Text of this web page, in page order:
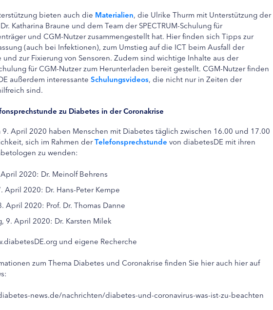
bieten auch die Materialien, die Ulrike Thurm mit Unterstützung der
Katharina Braune und dem Team der SPECTRUM-Schulung für
und CGM-Nutzer zusammengestellt hat. Hier finden sich Tipps zur
(auch bei Infektionen), zum Umstieg auf die ICT beim Ausfall der
zur Fixierung von Sensoren. Zudem sind wichtige Inhalte aus der
für CGM-Nutzer zum Herunterladen bereit gestellt. CGM-Nutzer finden
außerdem interessante Schulungsvideos, die nicht nur in Zeiten der
sind.
zu Diabetes in der Coronakrise
9. April 2020 haben Menschen mit Diabetes täglich zwischen 16.00 und 17.00
sich im Rahmen derTelefonsprechstunde von diabetesDE mit ihren
zu wenden:
2020: Dr. Meinolf Behrens
April 2020: Dr. Hans-Peter Kempe
April 2020: Prof. Dr. Thomas Danne
9. April 2020: Dr. Karsten Milek
und eigene Recherche
zum Thema Diabetes und Coronakrise finden Sie hier auch hier auf
news.de/nachrichten/diabetes-und-coronavirus-was-ist-zu-beachten